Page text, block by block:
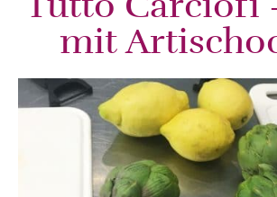
mit